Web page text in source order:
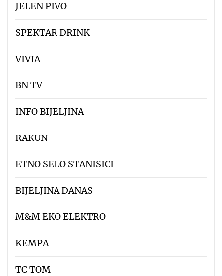
JELEN PIVO
SPEKTAR DRINK
VIVIA
BN TV
INFO BIJELJINA
RAKUN
ETNO SELO STANISICI
BIJELJINA DANAS
M&M EKO ELEKTRO
KEMPA
TC TOM